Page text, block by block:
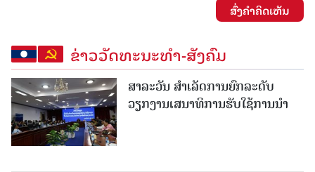
ສົ່ງຄໍາຄິດເຫັນ
ຂ່າວວັດທະນະທຳ-ສັງຄົມ
ສາລະວັນ ສໍາເລັດການຍົກລະດັບ
ວຽກງານເສນາທິການຮັບໃຊ້ການນໍາ